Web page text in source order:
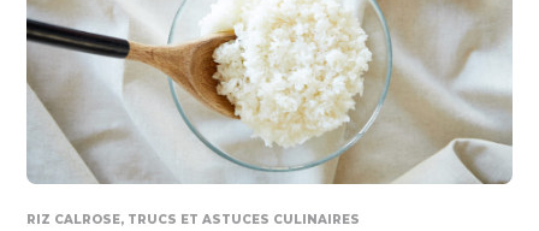
RIZ CALROSE TRUCS ET ASTUCES CULINAIRES